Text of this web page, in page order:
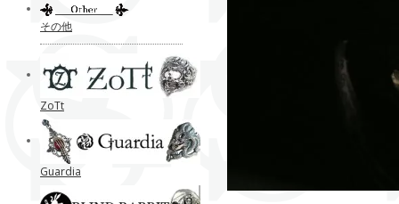
その他
ZoTt
Guardia